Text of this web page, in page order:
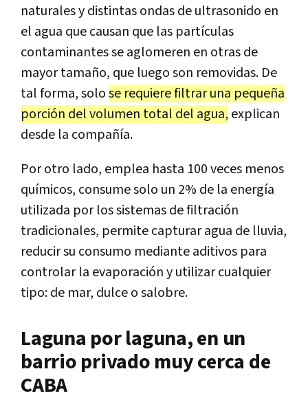
naturales y distintas ondas de ultrasonido en
el agua que causan que las partículas
contaminantes se aglomeren en otras de
mayor tamaño, que luego son removidas. De
tal forma, solose requiere filtrar una pequeña
porción del volumen total del agua, explican
desde la compañía.
Por otro lado, emplea hasta 100 veces menos
químicos, consume solo un 2% de la energía
utilizada por los sistemas de filtración
tradicionales, permite capturar agua de lluvia,
reducir su consumo mediante aditivos para
controlar la evaporación y utilizar cualquier
tipo: de mar, dulce o salobre.
Laguna por laguna, en un
barrio privado muy cerca de
CABA